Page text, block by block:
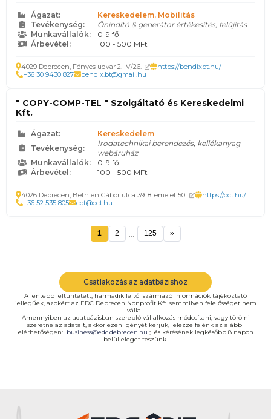
Ágazat:
Kereskedelem, Mobilitás
Tevékenység:
Önindító & generátor értékesítés, felújítás
Munkavállalók:
0-9 fő
Árbevétel:
100 - 500 MFt
4029 Debrecen, Fényes udvar 2. IV/26.
https://bendixbt.hu/
+36 30 9430 827
bendix.bt@gmail.hu
" COPY-COMP-TEL " Szolgáltató és Kereskedelmi
Kft.
Ágazat:
Kereskedelem
Tevékenység:
Irodatechnikai berendezés, kellékanyag
webáruház
Munkavállalók:
0-9 fő
Árbevétel:
100 - 500 MFt
4026 Debrecen, Bethlen Gábor utca 39. 8. emelet 50.
https://cct.hu/
+36 52 535 805
cct@cct.hu
1 2 ... 125 »
Csatlakozás az adatbázishoz
A fentebb feltüntetett, harmadik féltől származó információk tájékoztató
jellegűek, azokért az EDC Debrecen Nonprofit Kft. semmilyen felelősséget nem
vállal.
Amennyiben az adatbázisban szereplő vállalkozás módosítani, vagy törölni
szeretné az adatait, akkor ezen igényét kérjük, jelezze felénk az alábbi
elérhetőségen: business@edc.debrecen.hu ; és kérésének legkésőbb 8 napon
belül eleget teszünk.